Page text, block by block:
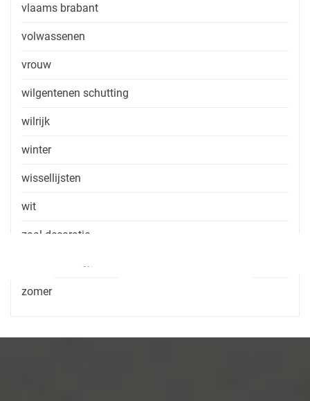
vlaams brabant
volwassenen
vrouw
wilgentenen schutting
wilrijk
winter
wissellijsten
wit
zaal decoratie
zaal huren zonder consumptie
zomer